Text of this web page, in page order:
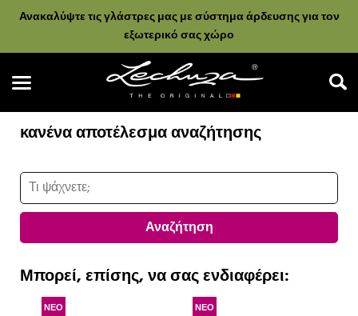
Ανακαλύψτε τις γλάστρες μας με σύστημα άρδευσης για τον
εξωτερικό σας χώρο
Αναζήτηση
κανένα αποτέλεσμα αναζήτησης
Αναζήτηση
Μπορεί, επίσης, να σας ενδιαφέρει:
ΝΕΟ ΝΕΟ